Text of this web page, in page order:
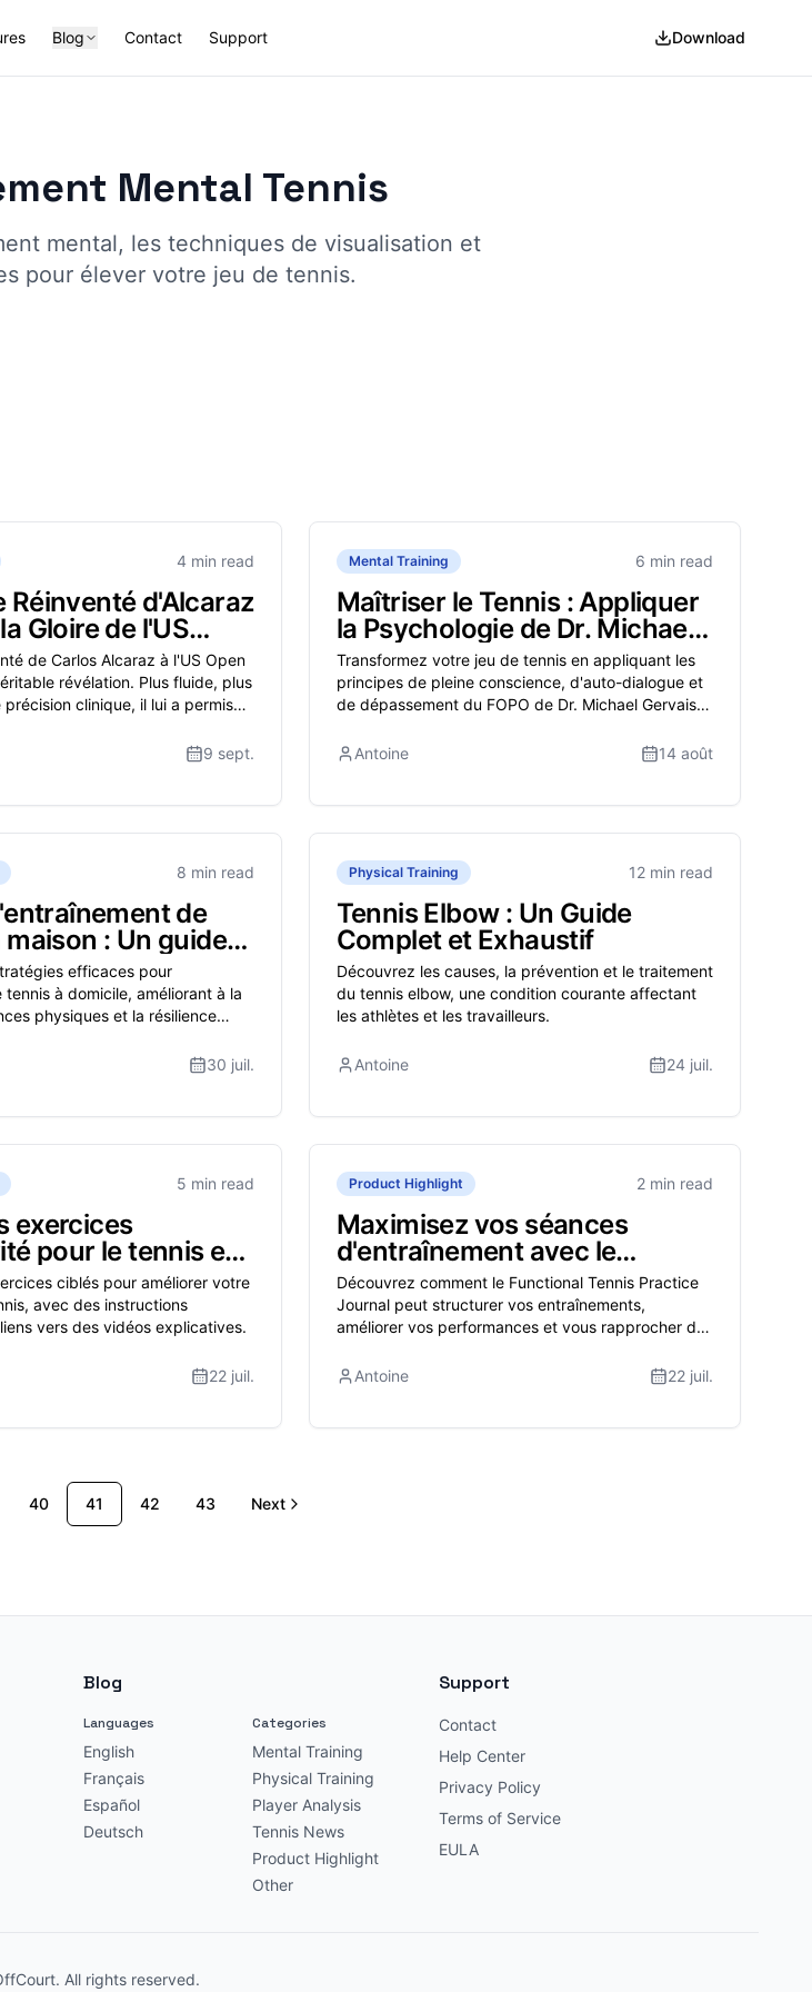
Blog Contact Support Download
Mental Tennis
mental, les techniques de visualisation et
pour élever votre jeu de tennis.
4 min read
Réinventé d'Alcaraz
Gloire de l'US
Qu'est-ce qui a
de Carlos Alcaraz à l'US Open
révélation. Plus fluide, plus
clinique, il lui a permis
atteignant un niveau que
9 sept.
Mental Training 6 min read
Maîtriser le Tennis : Appliquer
la Psychologie de Dr. Michael
Gervais pour une
Performance Optimale
Transformez votre jeu de tennis en appliquant les
principes de pleine conscience, d'auto-dialogue et
de dépassement du FOPO de Dr. Michael Gervais
Antoine
14 août
8 min read
de
: Un guide
l'excellence
mentale
efficaces pour
à domicile, améliorant à la
physiques et la résilience
30 juil.
Physical Training 12 min read
Tennis Elbow : Un Guide
Complet et Exhaustif
Découvrez les causes, la prévention et le traitement
du tennis elbow, une condition courante affectant
les athlètes et les travailleurs.
Antoine 24 juil.
5 min read
exercices
pour le tennis en
ciblés pour améliorer votre
avec des instructions
vers des vidéos explicatives.
22 juil.
Product Highlight 2 min read
Maximisez vos séances
d'entraînement avec le
Functional Tennis Practice
Journal
Découvrez comment le Functional Tennis Practice
Journal peut structurer vos entraînements,
améliorer vos performances et vous rapprocher de
Antoine
22 juil.
More pages
40 41 42 43 Next
Blog
Languages
English
Français
Español
Deutsch
Categories
Mental Training
Physical Training
Player Analysis
Tennis News
Product Highlight
Other
Support
Contact
Help Center
Privacy Policy
Terms of Service
EULA
All rights reserved.